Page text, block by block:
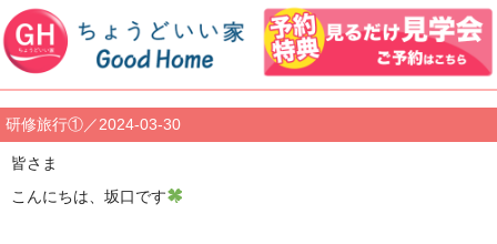
研修旅行①／2024-03-30
皆さま
こんにちは、坂口です